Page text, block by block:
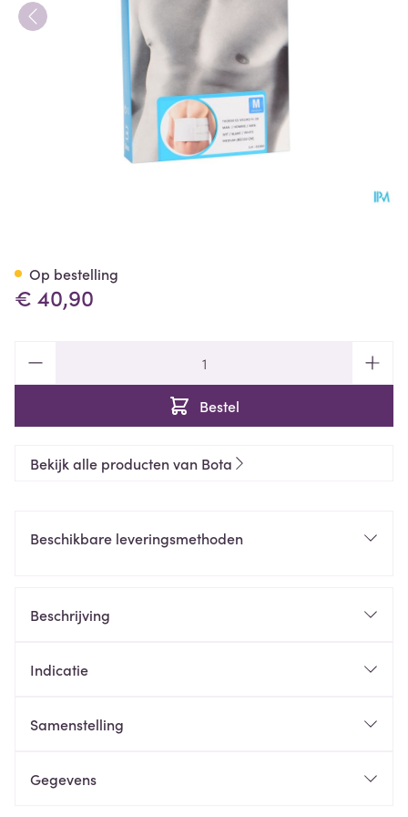
€ 40,90
Bestel
Op bestelling
Bekijk alle producten van Bota
Beschikbare leveringsmethoden
Beschrijving
Indicatie
Samenstelling
Gegevens